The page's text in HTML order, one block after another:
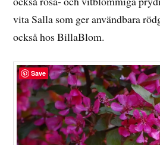
vita Salla som ger användbara
också hos BillaBlom.
Save